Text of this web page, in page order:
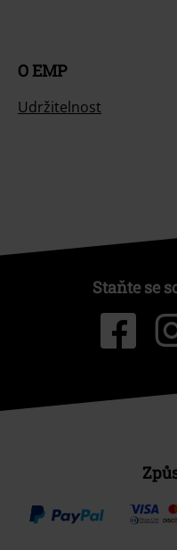
O EMP
Udržitelnost
Staňte se